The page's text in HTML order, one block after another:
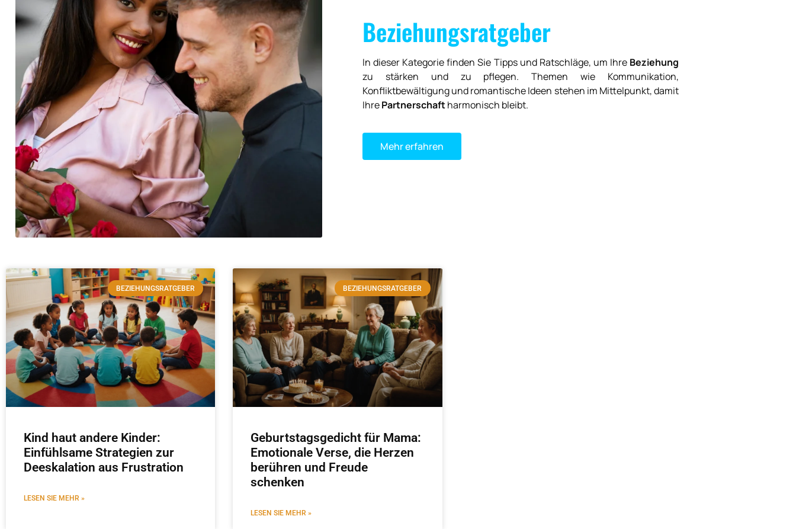
Beziehungsratgeber
In dieser Kategorie finden Sie Tipps und Ratschläge, um Ihre Beziehung
zu stärken und zu pflegen. Themen wie Kommunikation,
Konfliktbewältigung und romantische Ideen stehen im Mittelpunkt, damit
IhrePartnerschaftharmonisch bleibt.
Mehr erfahren
BEZIEHUNGSRATGEBER
Kind haut andere Kinder:
Einfühlsame Strategien zur
Deeskalation aus Frustration
LESEN SIE MEHR »
BEZIEHUNGSRATGEBER
Geburtstagsgedicht für Mama:
Emotionale Verse, die Herzen
berühren und Freude
schenken
LESEN SIE MEHR »